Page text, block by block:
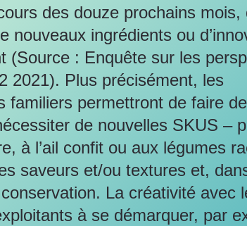
des douze prochains mois,
nouveaux ingrédients ou
(Source : Enquête sur les
2021). Plus précisément, les
familiers permettront de faire
de nouvelles SKUS –
à l’ail confit ou aux légumes
saveurs et/ou textures et,
La créativité avec
à se démarquer, par